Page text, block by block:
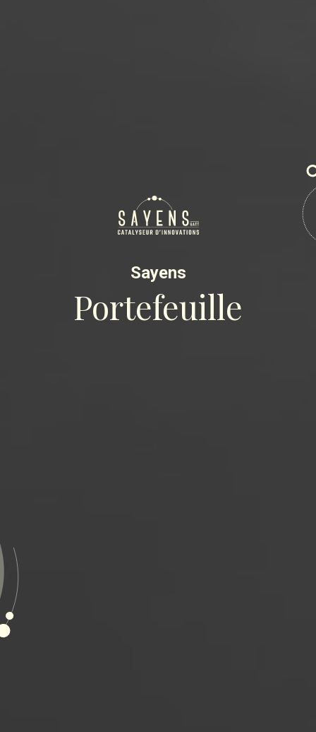
Sayens
Portefeuille